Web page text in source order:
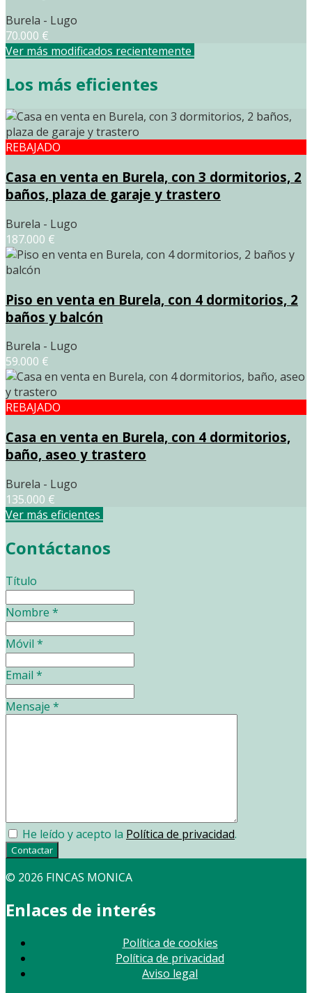
Burela - Lugo
70.000 €
Ver más modificados recientemente
Los más eficientes
REBAJADO
Casa en venta en Burela, con 3 dormitorios, 2
baños, plaza de garaje y trastero
Burela - Lugo
187.000 €
Piso en venta en Burela, con 4 dormitorios, 2
baños y balcón
Burela - Lugo
59.000 €
REBAJADO
Casa en venta en Burela, con 4 dormitorios,
baño, aseo y trastero
Burela - Lugo
135.000 €
Ver más eficientes
Contáctanos
Título
Nombre *
Móvil *
Email *
Mensaje *
He leído y acepto la Política de privacidad.
Contactar
© 2026 FINCAS MONICA
Enlaces de interés
Política de cookies
Política de privacidad
Aviso legal